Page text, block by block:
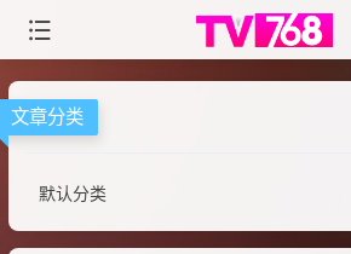
文章分类
默认分类